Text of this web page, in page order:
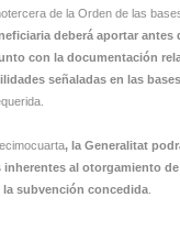
de la Orden de las
deberá aportar
con la documentación
señaladas en las
, la Generalitat
al otorgamiento
subvención concedida